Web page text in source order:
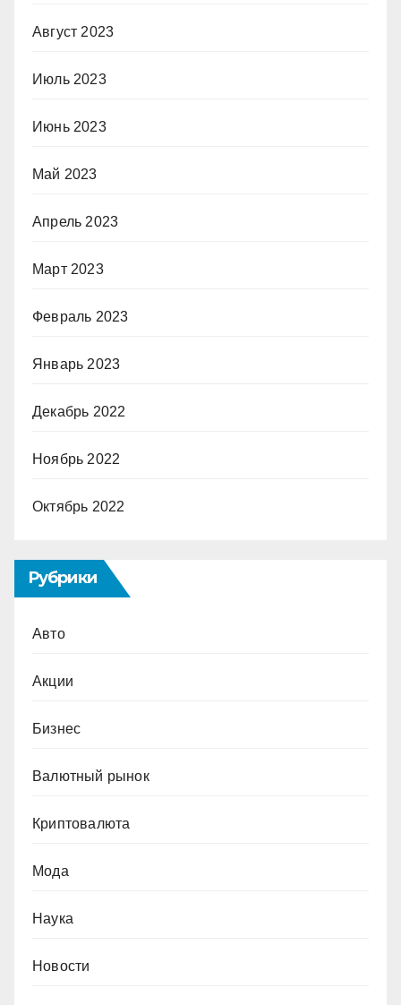
Август 2023
Июль 2023
Июнь 2023
Май 2023
Апрель 2023
Март 2023
Февраль 2023
Январь 2023
Декабрь 2022
Ноябрь 2022
Октябрь 2022
Рубрики
Авто
Акции
Бизнес
Валютный рынок
Криптовалюта
Мода
Наука
Новости